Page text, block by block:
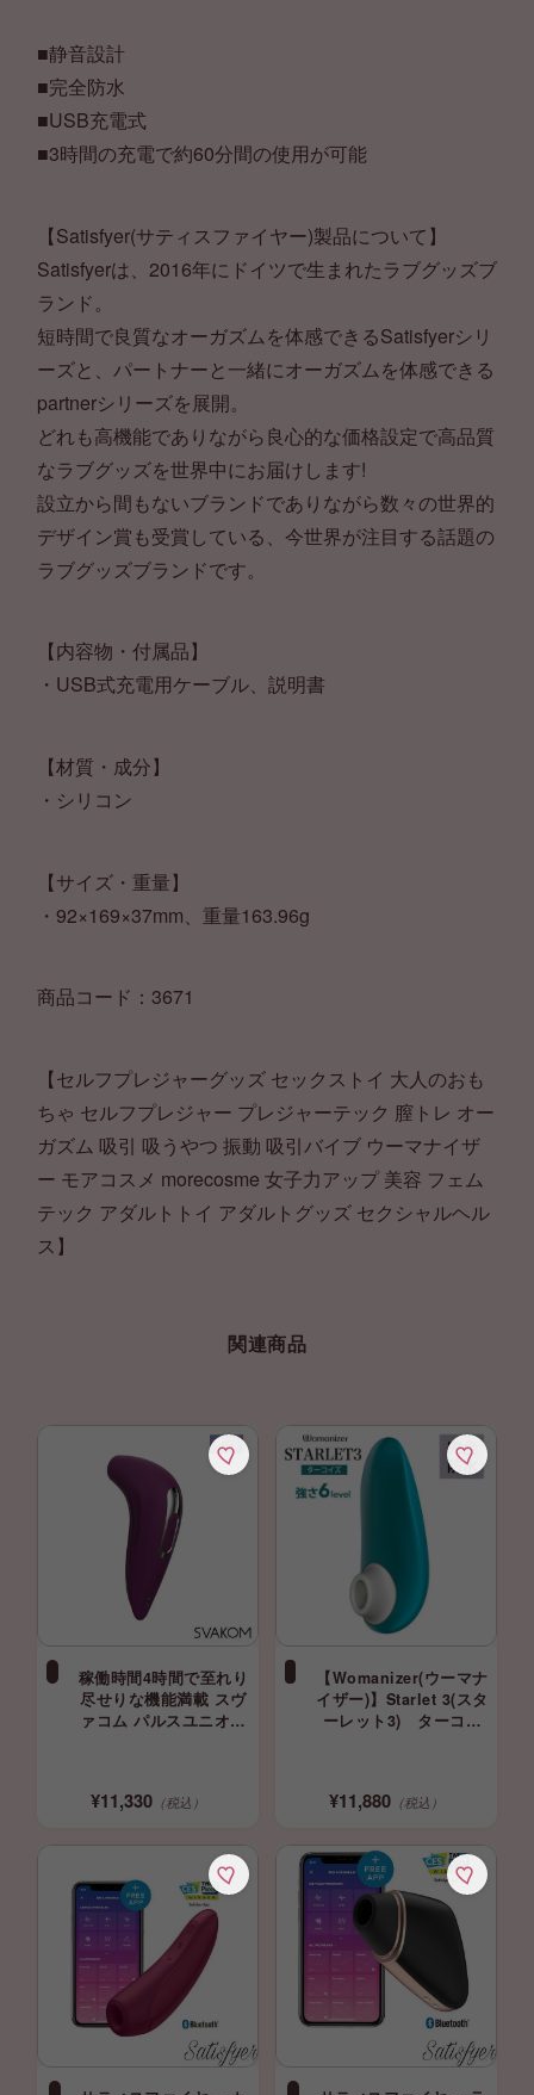
■静音設計
■完全防水
■USB充電式
■3時間の充電で約60分間の使用が可能
【Satisfyer(サティスファイヤー)製品について】
Satisfyerは、2016年にドイツで生まれたラブグッズブ
ランド。
短時間で良質なオーガズムを体感できるSatisfyerシリ
ーズと、パートナーと一緒にオーガズムを体感できる
partnerシリーズを展開。
どれも高機能でありながら良心的な価格設定で高品質
なラブグッズを世界中にお届けします!
設立から間もないブランドでありながら数々の世界的
デザイン賞も受賞している、今世界が注目する話題の
ラブグッズブランドです。
【内容物・付属品】
・USB式充電用ケーブル、説明書
【材質・成分】
・シリコン
【サイズ・重量】
・92×169×37mm、重量163.96g
商品コード：3671
【セルフプレジャーグッズ セックストイ 大人のおも
ちゃ セルフプレジャー プレジャーテック 膣トレ オー
ガズム 吸引 吸うやつ 振動 吸引バイブ ウーマナイザ
ー モアコスメ morecosme 女子力アップ 美容 フェム
テック アダルトトイ アダルトグッズ セクシャルヘル
ス】
関連商品
稼働時間4時間で至れり
尽せりな機能満載 スヴ
ァコム パルスユニオン
¥11,330（税込）
【Womanizer(ウーマナ
イザー)】Starlet 3(スタ
ーレット3) ターコイ
¥11,880 （税込）